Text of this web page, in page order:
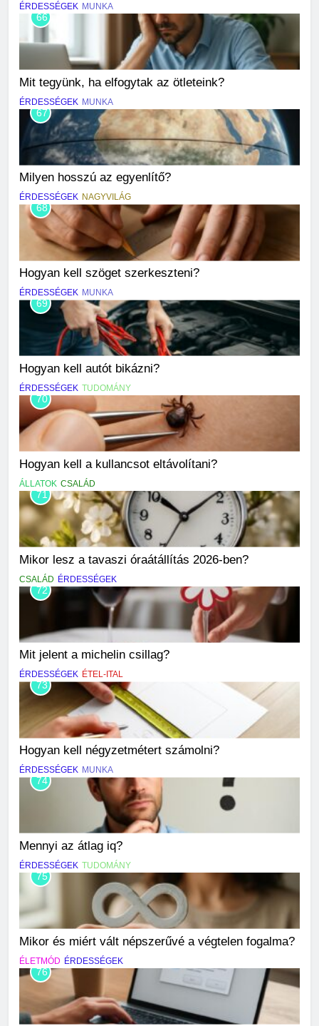
ÉRDESSÉGEK MUNKA
66
Mit tegyünk, ha elfogytak az ötleteink?
ÉRDESSÉGEK MUNKA
67
Milyen hosszú az egyenlítő?
ÉRDESSÉGEK NAGYVILÁG
68
Hogyan kell szöget szerkeszteni?
ÉRDESSÉGEK MUNKA
69
Hogyan kell autót bikázni?
ÉRDESSÉGEK TUDOMÁNY
70
Hogyan kell a kullancsot eltávolítani?
ÁLLATOK CSALÁD
71
Mikor lesz a tavaszi óraátállítás 2026-ben?
CSALÁD ÉRDESSÉGEK
72
Mit jelent a michelin csillag?
ÉRDESSÉGEK ÉTEL-ITAL
73
Hogyan kell négyzetmétert számolni?
ÉRDESSÉGEK MUNKA
74
Mennyi az átlag iq?
ÉRDESSÉGEK TUDOMÁNY
75
Mikor és miért vált népszerűvé a végtelen fogalma?
ÉLETMÓD ÉRDESSÉGEK
76